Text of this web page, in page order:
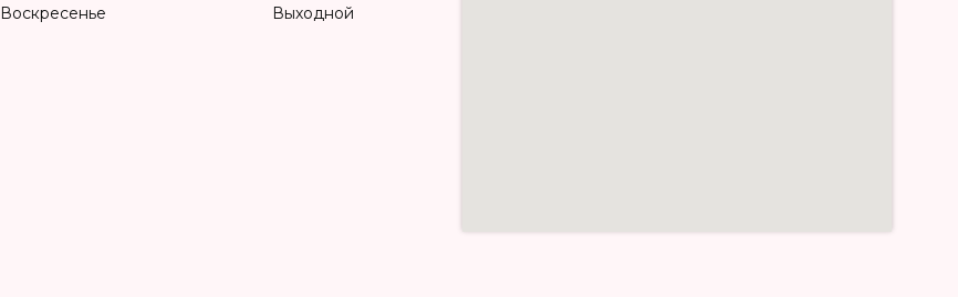
Воскресенье
Выходной